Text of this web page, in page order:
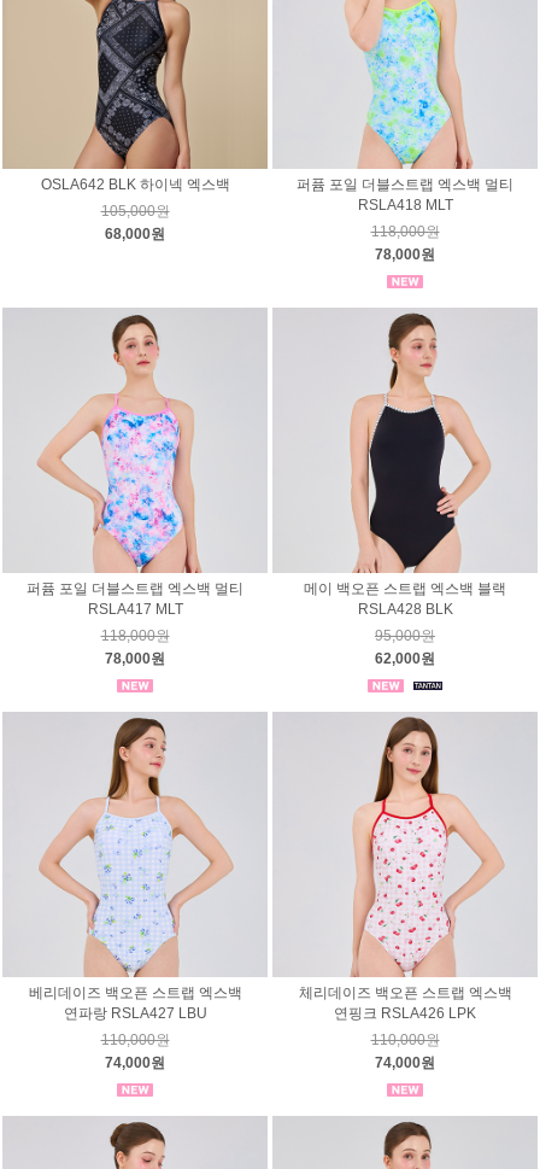
OSLA642 BLK 하이넥 엑스백
105,000원
68,000원
퍼퓸 포일 더블스트랩 엑스백 멀티
RSLA418 MLT
118,000원
78,000원
퍼퓸 포일 더블스트랩 엑스백 멀티
RSLA417 MLT
118,000원
78,000원
메이 백오픈 스트랩 엑스백 블랙
RSLA428 BLK
95,000원
62,000원
베리데이즈 백오픈 스트랩 엑스백
연파랑 RSLA427 LBU
110,000원
74,000원
체리데이즈 백오픈 스트랩 엑스백
연핑크 RSLA426 LPK
110,000원
74,000원